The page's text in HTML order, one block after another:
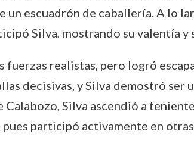
escuadrón de caballería. A lo
Silva, mostrando su valentía y
realistas, pero logró
decisivas, y Silva demostró ser
Silva ascendió a
participó activamente en